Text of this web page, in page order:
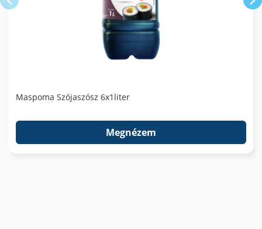
Maspoma Szójaszósz 6x1liter
Megnézem